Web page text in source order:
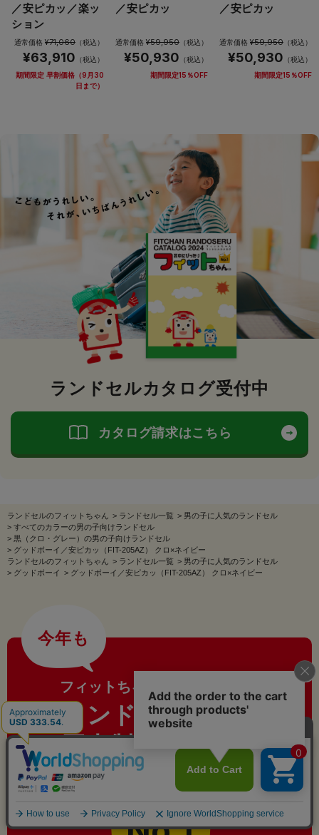
／安ピカッ／楽ッ
ション
通常価格 ¥71,060 （税込）
¥63,910 （税込）
期間限定 早割価格（9月30
日まで）
／安ピカッ
通常価格 ¥59,950 （税込）
¥50,930 （税込）
期間限定15％OFF
／安ピカッ
通常価格 ¥59,950 （税込）
¥50,930 （税込）
期間限定15％OFF
ランドセルカタログ受付中
カタログ請求はこちら
ランドセルのフィットちゃん > ランドセル一覧 > 男の子に人気のランドセル
> すべてのカラーの男の子向けランドセル
> 黒（クロ・グレー）の男の子向けランドセル
> グッドボーイ／安ピカッ（FIT-205AZ） クロ×ネイビー
ランドセルのフィットちゃん > ランドセル一覧 > 男の子に人気のランドセル
> グッドボーイ > グッドボーイ／安ピカッ（FIT-205AZ） クロ×ネイビー
今年も
フィットちゃんはおかげさまで
ランドセル
国内製造販売本数